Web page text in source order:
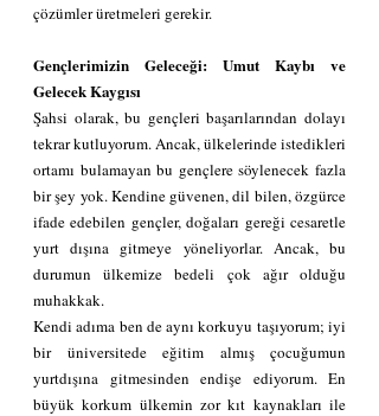
çözümler üretmeleri gerekir.
Gençlerimizin Geleceği: Umut Kaybı ve
Gelecek Kaygısı
Şahsi olarak, bu gençleri başarılarından dolayı
tekrar kutluyorum. Ancak, ülkelerinde istedikleri
ortamı bulamayan bu gençlere söylenecek fazla
bir şey yok. Kendine güvenen, dil bilen, özgürce
ifade edebilen gençler, doğaları gereği cesaretle
yurt dışına gitmeye yöneliyorlar. Ancak, bu
durumun ülkemize bedeli çok ağır olduğu
muhakkak.
Kendi adıma ben de aynı korkuyu taşıyorum; iyi
bir üniversitede eğitim almış çocuğumun
yurtdışına gitmesinden endişe ediyorum. En
büyük korkum ülkemin zor kıt kaynakları ile